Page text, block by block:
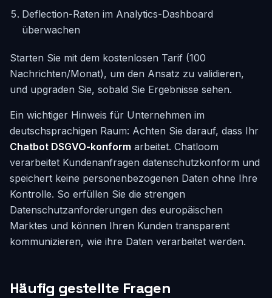
Deflection-Raten im Analytics-Dashboard
überwachen
Starten Sie mit dem kostenlosen Tarif (100
Nachrichten/Monat), um den Ansatz zu validieren,
und upgraden Sie, sobald Sie Ergebnisse sehen.
Ein wichtiger Hinweis für Unternehmen im
deutschsprachigen Raum: Achten Sie darauf, dass Ihr
Chatbot DSGVO-konform arbeitet. Chatloom
verarbeitet Kundenanfragen datenschutzkonform und
speichert keine personenbezogenen Daten ohne Ihre
Kontrolle. So erfüllen Sie die strengen
Datenschutzanforderungen des europäischen
Marktes und können Ihren Kunden transparent
kommunizieren, wie ihre Daten verarbeitet werden.
Häufig gestellte Fragen